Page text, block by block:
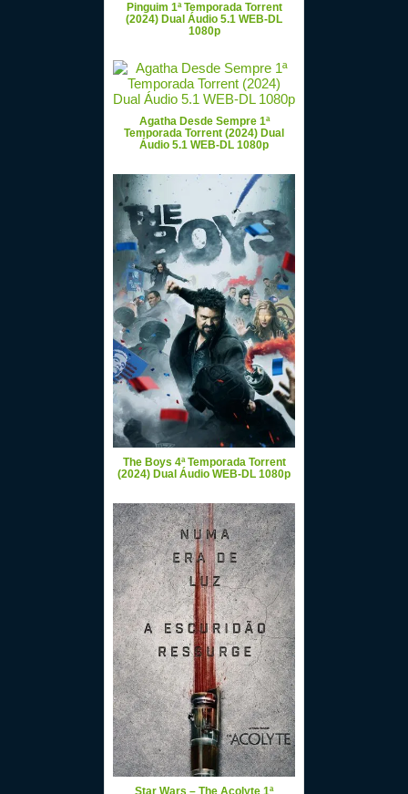
Pinguim 1ª Temporada Torrent
(2024) Dual Áudio 5.1 WEB-DL
1080p
Agatha Desde Sempre 1ª
Temporada Torrent (2024) Dual
Áudio 5.1 WEB-DL 1080p
The Boys 4ª Temporada Torrent
(2024) Dual Áudio WEB-DL 1080p
Star Wars – The Acolyte 1ª